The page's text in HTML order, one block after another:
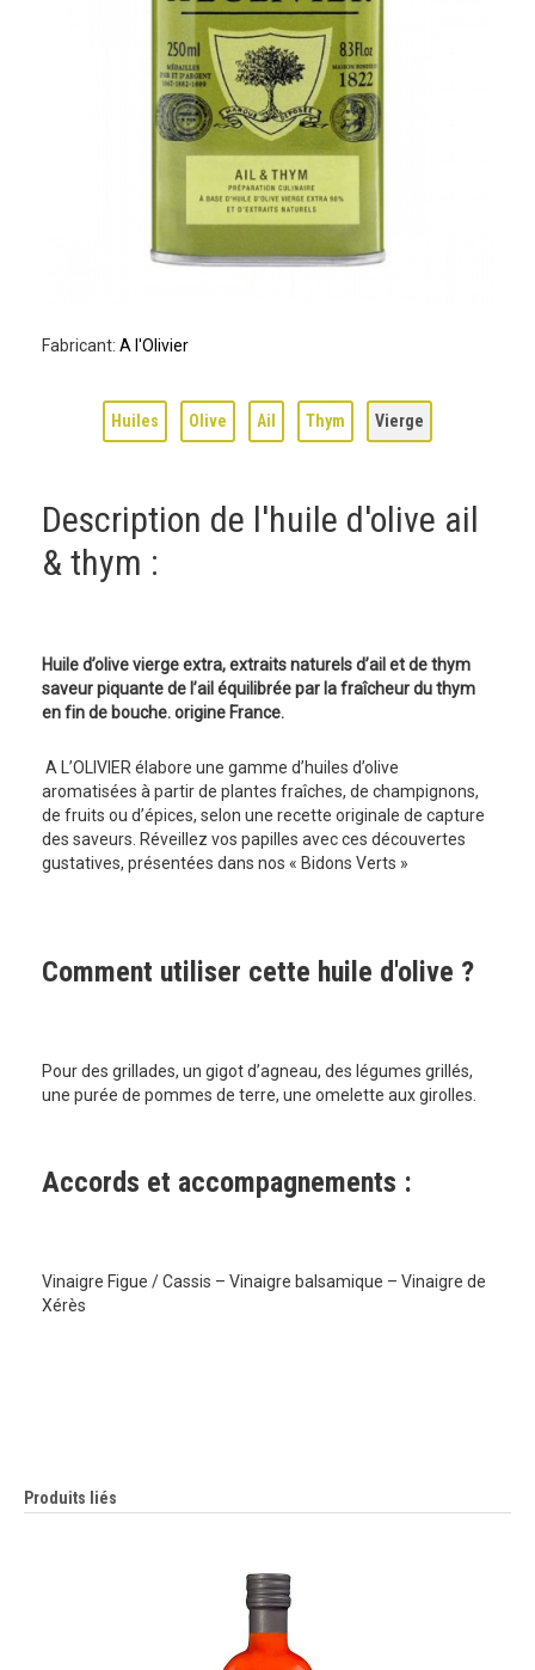
Fabricant: A l'Olivier
Huiles Olive Ail Thym Vierge
Description de l'huile d'olive ail
& thym :
Huile d’olive vierge extra, extraits naturels d’ail et de thym
saveur piquante de l’ail équilibrée par la fraîcheur du thym
en fin de bouche. origine France.
A L’OLIVIER élabore une gamme d’huiles d’olive
aromatisées à partir de plantes fraîches, de champignons,
de fruits ou d’épices, selon une recette originale de capture
des saveurs. Réveillez vos papilles avec ces découvertes
gustatives, présentées dans nos « Bidons Verts »
Comment utiliser cette huile d'olive ?
Pour des grillades, un gigot d’agneau, des légumes grillés,
une purée de pommes de terre, une omelette aux girolles.
Accords et accompagnements :
Vinaigre Figue / Cassis – Vinaigre balsamique – Vinaigre de
Xérès
Produits liés